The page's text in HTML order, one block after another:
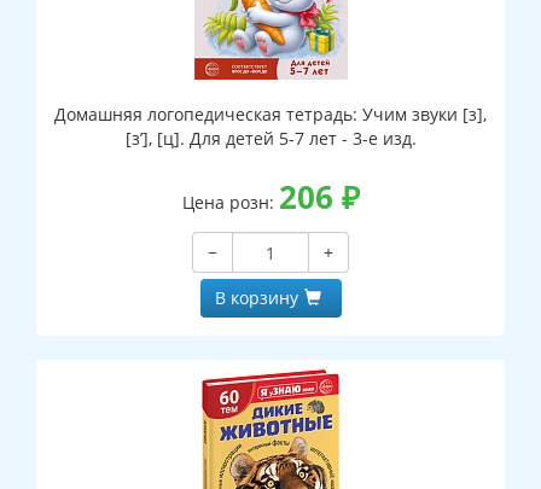
Домашняя логопедическая тетрадь: Учим звуки [з],
[з’], [ц]. Для детей 5-7 лет - 3-е изд.
Цена розн: 206 ₽
−
+
В корзину